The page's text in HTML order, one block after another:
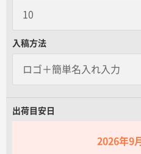
よくあるご質問
入稿方法
出荷目安日
2026年9